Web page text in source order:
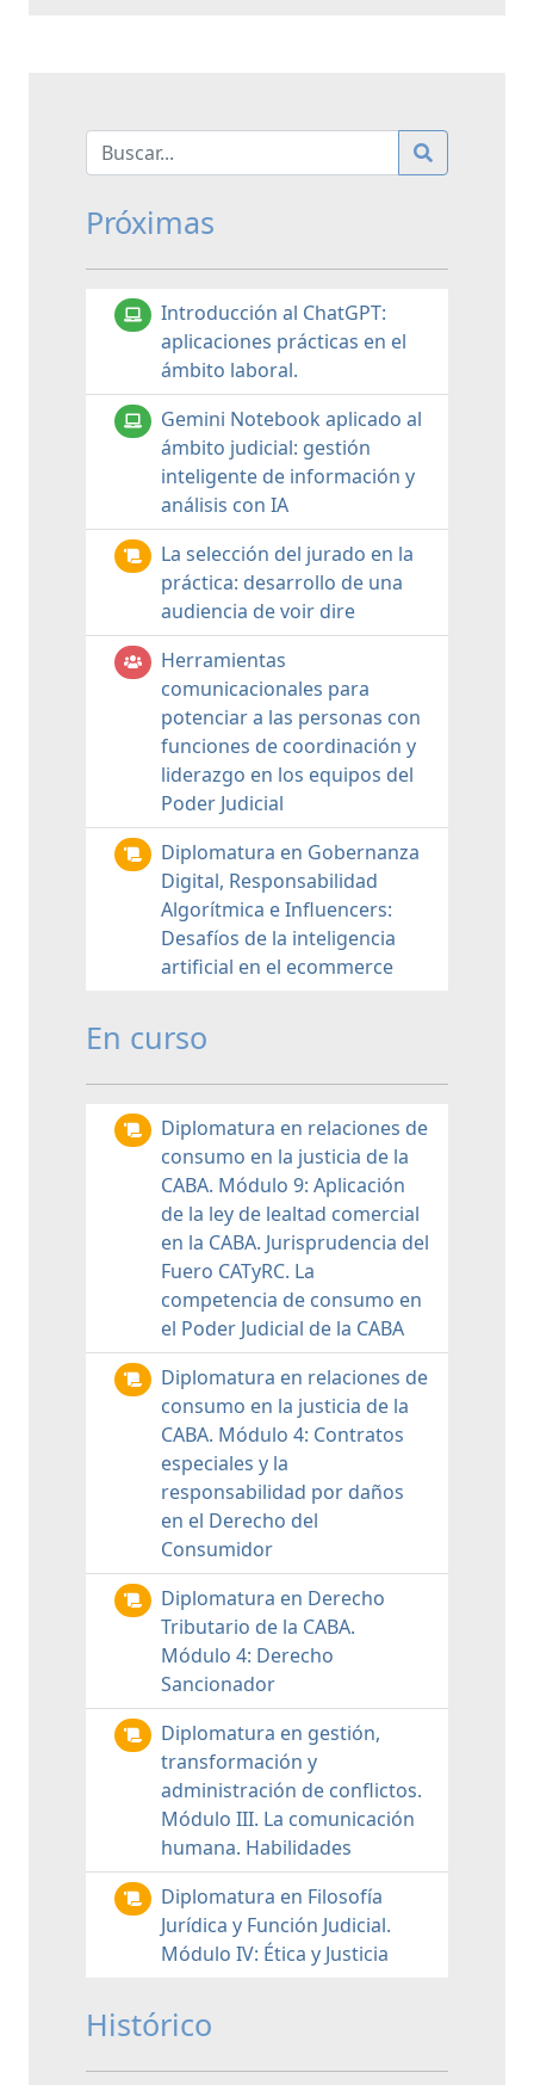
Próximas
Introducción al ChatGPT:
aplicaciones prácticas en el
ámbito laboral.
Gemini Notebook aplicado al
ámbito judicial: gestión
inteligente de información y
análisis con IA
La selección del jurado en la
práctica: desarrollo de una
audiencia de voir dire
Herramientas
comunicacionales para
potenciar a las personas con
funciones de coordinación y
liderazgo en los equipos del
Poder Judicial
Diplomatura en Gobernanza
Digital, Responsabilidad
Algorítmica e Influencers:
Desafíos de la inteligencia
artificial en el ecommerce
En curso
Diplomatura en relaciones de
consumo en la justicia de la
CABA. Módulo 9: Aplicación
de la ley de lealtad comercial
en la CABA. Jurisprudencia del
Fuero CATyRC. La
competencia de consumo en
el Poder Judicial de la CABA
Diplomatura en relaciones de
consumo en la justicia de la
CABA. Módulo 4: Contratos
especiales y la
responsabilidad por daños
en el Derecho del
Consumidor
Diplomatura en Derecho
Tributario de la CABA.
Módulo 4: Derecho
Sancionador
Diplomatura en gestión,
transformación y
administración de conflictos.
Módulo III. La comunicación
humana. Habilidades
Diplomatura en Filosofía
Jurídica y Función Judicial.
Módulo IV: Ética y Justicia
Histórico